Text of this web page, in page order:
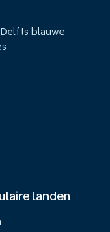
blauwe
landen